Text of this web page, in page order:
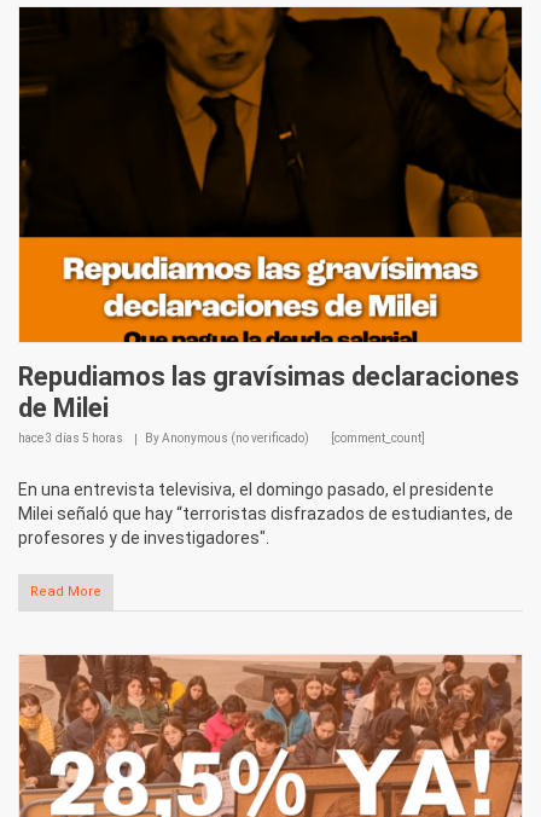
Repudiamos las gravísimas declaraciones
de Milei
hace3 días 5 horas ByAnonymous (no verificado) [comment_count]
En una entrevista televisiva, el domingo pasado, el presidente
Milei señaló que hay “terroristas disfrazados de estudiantes, de
profesores y de investigadores".
Read More